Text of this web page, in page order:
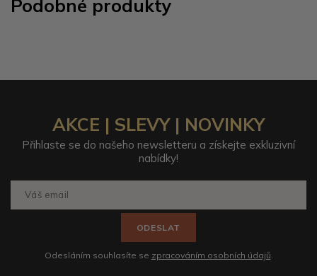
Podobné produkty
AKCE | SLEVY | NOVINKY
Přihlaste se do našeho newsletteru a získejte exkluzivní
nabídky!
ODESLAT
Odesláním souhlasíte se zpracováním osobních údajů